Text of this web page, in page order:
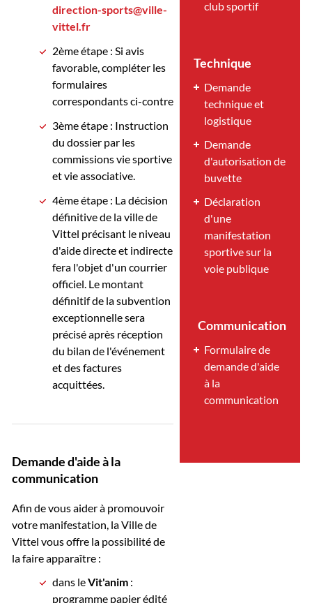
direction-sports@ville-
vittel.fr
2ème étape : Si avis
favorable, compléter les
formulaires
correspondants ci-contre
3ème étape : Instruction
du dossier par les
commissions vie sportive
et vie associative.
4ème étape : La décision
définitive de la ville de
Vittel précisant le niveau
d'aide directe et indirecte
fera l'objet d'un courrier
officiel. Le montant
définitif de la subvention
exceptionnelle sera
précisé après réception
du bilan de l'événement
et des factures
acquittées.
Demande d'aide à la
communication
Afin de vous aider à promouvoir
votre manifestation, la Ville de
Vittel vous offre la possibilité de
la faire apparaître :
dans leVit'anim :
programme papier édité
club sportif
Technique
Demande
technique et
logistique
Demande
d'autorisation de
buvette
Déclaration
d'une
manifestation
sportive sur la
voie publique
Communication
Formulaire de
demande d'aide
à la
communication